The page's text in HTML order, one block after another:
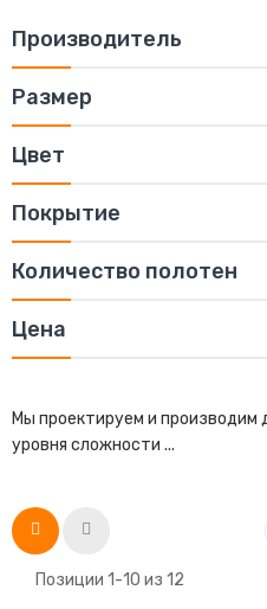
Производитель
Размер
Цвет
Покрытие
Количество полотен
Цена
Мы проектируем и производим
уровня сложности ...
Список
Позиции 1-10 из 12